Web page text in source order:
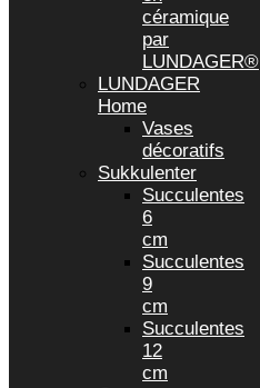
céramique
par
LUNDAGER®
LUNDAGER
Home
Vases
décoratifs
Sukkulenter
Succulentes
6
cm
Succulentes
9
cm
Succulentes
12
cm